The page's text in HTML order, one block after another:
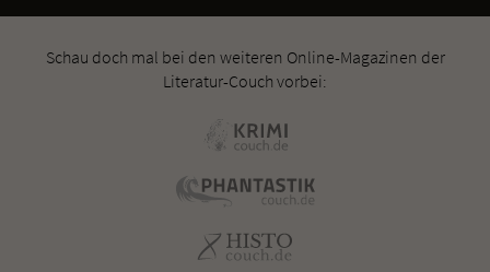
Schau doch mal bei den weiteren Online-Magazinen der
Literatur-Couch vorbei: